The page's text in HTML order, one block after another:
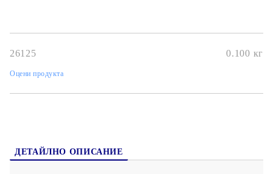
един печат можеш да покриеш голяма повърхност.Предлагат
мастила.Използвайте дръжка за гумен ролков печат
26125 0.100 кг
Оцени продукта
ДЕТАЙЛНО ОПИСАНИЕ